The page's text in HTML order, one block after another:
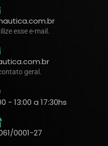
esse e-mail.
geral.
- 13:00 a 17:30hs
0001-27